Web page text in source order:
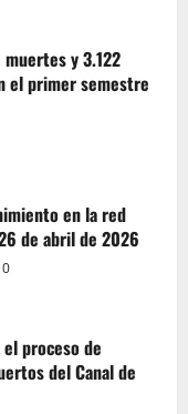
muertes y 3.122
el primer semestre
en la red
de abril de 2026
0
proceso de
del Canal de